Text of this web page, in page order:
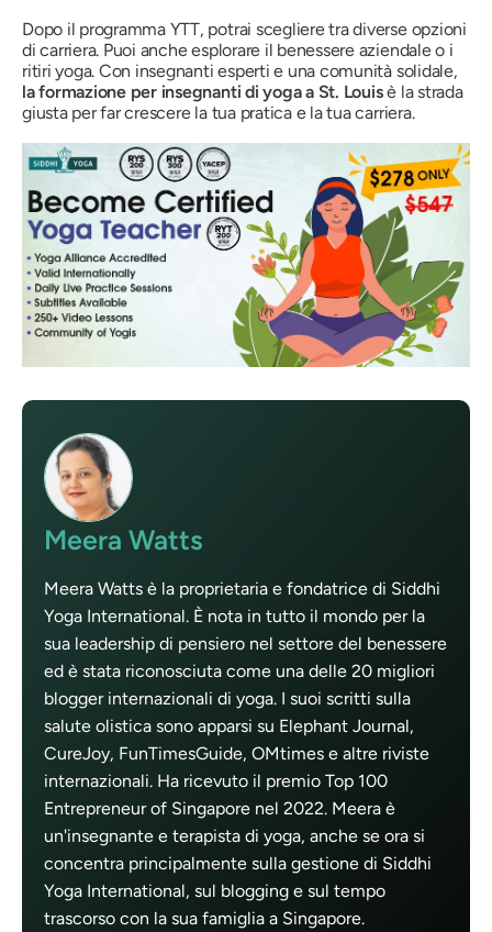
Dopo il programma YTT, potrai scegliere tra diverse opzioni
di carriera. Puoi anche esplorare il benessere aziendale o i
ritiri yoga. Con insegnanti esperti e una comunità solidale,
la formazione per insegnanti di yoga a St. Louisè la strada
giusta per far crescere la tua pratica e la tua carriera.
Meera Watts
Meera Watts è la proprietaria e fondatrice di Siddhi
Yoga International. È nota in tutto il mondo per la
sua leadership di pensiero nel settore del benessere
ed è stata riconosciuta come una delle 20 migliori
blogger internazionali di yoga. I suoi scritti sulla
salute olistica sono apparsi su Elephant Journal,
CureJoy, FunTimesGuide, OMtimes e altre riviste
internazionali. Ha ricevuto il premio Top 100
Entrepreneur of Singapore nel 2022. Meera è
un'insegnante e terapista di yoga, anche se ora si
concentra principalmente sulla gestione di Siddhi
Yoga International, sul blogging e sul tempo
trascorso con la sua famiglia a Singapore.